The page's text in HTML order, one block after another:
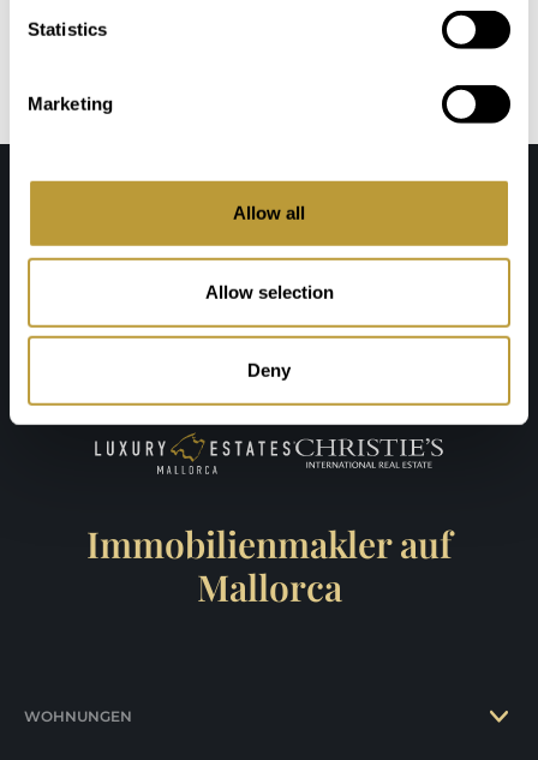
Statistics
Marketing
Allow all
Allow selection
Deny
Abonnieren Sie jetzt unseren Newsletter und
Absenden
Immobilienmakler auf
Mallorca
WOHNUNGEN